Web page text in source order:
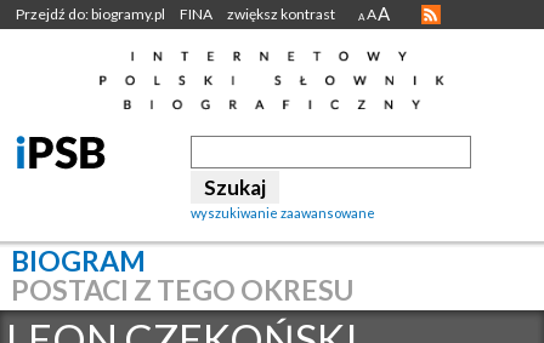
Przejdź do: biogramy.pl FINA zwiększ kontrast A AA
wyszukiwanie zaawansowane
BIOGRAM
POSTACI Z TEGO OKRESU